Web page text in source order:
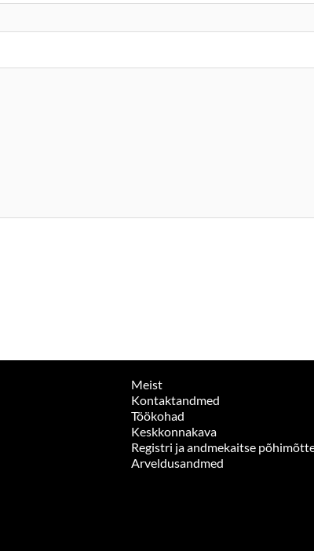
Meist
Kontaktandmed
Töökohad
Keskkonnakava
Registri ja andmekaitse
Arveldusandmed